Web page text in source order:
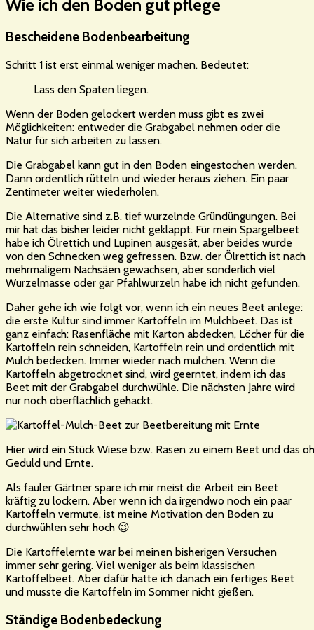
Wie ich den Boden gut pflege
Bescheidene Bodenbearbeitung
Schritt 1 ist erst einmal weniger machen. Bedeutet:
Lass den Spaten liegen.
Wenn der Boden gelockert werden muss gibt es zwei
Möglichkeiten: entweder die Grabgabel nehmen oder die
Natur für sich arbeiten zu lassen.
Die Grabgabel kann gut in den Boden eingestochen werden.
Dann ordentlich rütteln und wieder heraus ziehen. Ein paar
Zentimeter weiter wiederholen.
Die Alternative sind z.B. tief wurzelnde Gründüngungen. Bei
mir hat das bisher leider nicht geklappt. Für mein Spargelbeet
habe ich Ölrettich und Lupinen ausgesät, aber beides wurde
von den Schnecken weg gefressen. Bzw. der Ölrettich ist nach
mehrmaligem Nachsäen gewachsen, aber sonderlich viel
Wurzelmasse oder gar Pfahlwurzeln habe ich nicht gefunden.
Daher gehe ich wie folgt vor, wenn ich ein neues Beet anlege:
die erste Kultur sind immer Kartoffeln im Mulchbeet. Das ist
ganz einfach: Rasenfläche mit Karton abdecken, Löcher für die
Kartoffeln rein schneiden, Kartoffeln rein und ordentlich mit
Mulch bedecken. Immer wieder nach mulchen. Wenn die
Kartoffeln abgetrocknet sind, wird geerntet, indem ich das
Beet mit der Grabgabel durchwühle. Die nächsten Jahre wird
nur noch oberflächlich gehackt.
Hier wird ein Stück Wiese bzw. Rasen zu einem Beet und das
Geduld und Ernte.
Als fauler Gärtner spare ich mir meist die Arbeit ein Beet
kräftig zu lockern. Aber wenn ich da irgendwo noch ein paar
Kartoffeln vermute, ist meine Motivation den Boden zu
durchwühlen sehr hoch 😉
Die Kartoffelernte war bei meinen bisherigen Versuchen
immer sehr gering. Viel weniger als beim klassischen
Kartoffelbeet. Aber dafür hatte ich danach ein fertiges Beet
und musste die Kartoffeln im Sommer nicht gießen.
Ständige Bodenbedeckung